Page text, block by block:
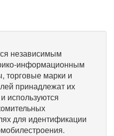
независимым
информационным
торговые марки и
принадлежат их
используются
для идентификации